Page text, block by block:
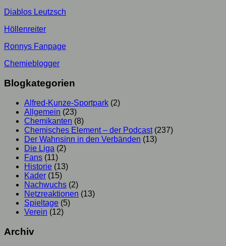
Diablos Leutzsch
Höllenreiter
Ronnys Fanpage
Chemieblogger
Blogkategorien
Alfred-Kunze-Sportpark (2)
Allgemein (23)
Chemikanten (8)
Chemisches Element – der Podcast(237)
Der Wahnsinn in den Verbänden (13)
Die Liga (2)
Fans (11)
Historie (13)
Kader (15)
Nachwuchs (2)
Netzreaktionen (13)
Spieltage (5)
Verein (12)
Archiv